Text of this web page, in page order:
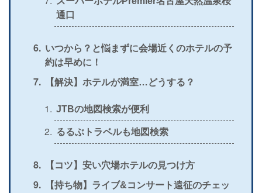
通口
いつから？と悩まずに会場近くのホテルの予
約は早めに！
【解決】ホテルが満室…どうする？
JTBの地図検索が便利
るるぶトラベルも地図検索
【コツ】安い穴場ホテルの見つけ方
【持ち物】ライブ&コンサート遠征のチェッ